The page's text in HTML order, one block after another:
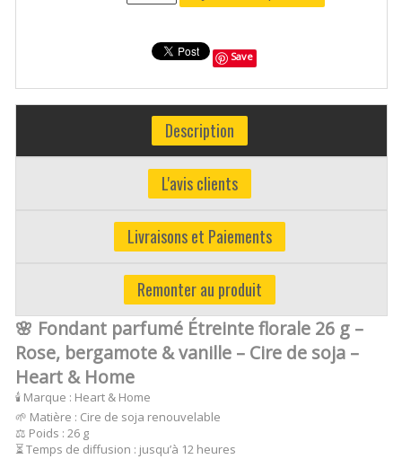
Save
Description
L'avis clients
Livraisons et Paiements
Remonter au produit
🌸 Fondant parfumé Étreinte florale 26 g –
Rose, bergamote & vanille – Cire de soja –
Heart & Home
🕯️ Marque : Heart & Home
🌱 Matière : Cire de soja renouvelable
⚖️ Poids : 26 g
⏳ Temps de diffusion : jusqu’à 12 heures